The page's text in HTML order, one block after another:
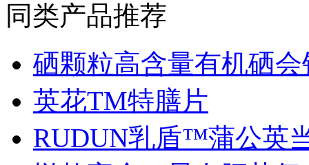
同类产品推荐
硒颗粒高含量有机硒会
英花TM特膳片
RUDUN乳盾™蒲公英